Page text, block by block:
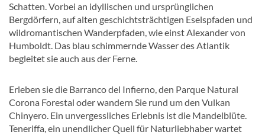
Schatten. Vorbei an idyllischen und ursprünglichen
Bergdörfern, auf alten geschichtsträchtigen Eselspfaden und
wildromantischen Wanderpfaden, wie einst Alexander von
Humboldt. Das blau schimmernde Wasser des Atlantik
begleitet sie auch aus der Ferne.
Erleben sie die Barranco del Infierno, den Parque Natural
Corona Forestal oder wandern Sie rund um den Vulkan
Chinyero. Ein unvergessliches Erlebnis ist die Mandelblüte.
Teneriffa, ein unendlicher Quell für Naturliebhaber wartet